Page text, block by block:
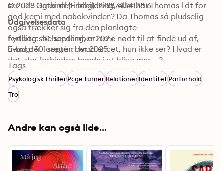
ser ud? Og er det indbildning, eller har Thomas lidt for
god kemi med nabokvinden? Da Thomas så pludselig
også trækker sig fra den planlagte
fertilitetsbehandling, er Irene nødt til at finde ud af,
hvad der foregår. Hvad er det, hun ikke ser? Hvad er
det, der forhindrer hende i at blive mor ...?
© 2025 Gutkind (E-bog): 9788743412816
Udgivelsesdato
Lydbog: 30. september 2025
E-bog: 30. september 2025
Tags
Psykologisk thrillerPage turnerRelationerIdentitetParforhold
Tro
Andre kan også lide...